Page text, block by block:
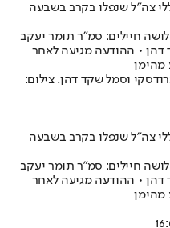
צה״ל שנפלו בקרב בשבעה
חיילים: סמ"ר תומר יעקב
דהן • ההודעה מגיעה לאחר
מהימן
וסמל שקד דהן. צילום:
צה״ל שנפלו בקרב בשבעה
חיילים: סמ"ר תומר יעקב
דהן • ההודעה מגיעה לאחר
מהימן